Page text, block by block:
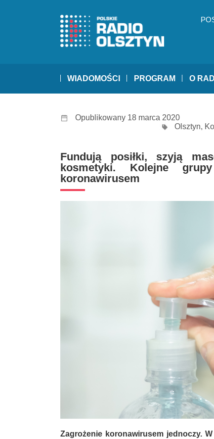
WIADOMOŚCI PROGRAM O
Opublikowany 18 marca 2020
Olsztyn,
Fundują posiłki, szyją
kosmetyki. Kolejne
koronawirusem
Zagrożenie koronawirusem jednoczy.